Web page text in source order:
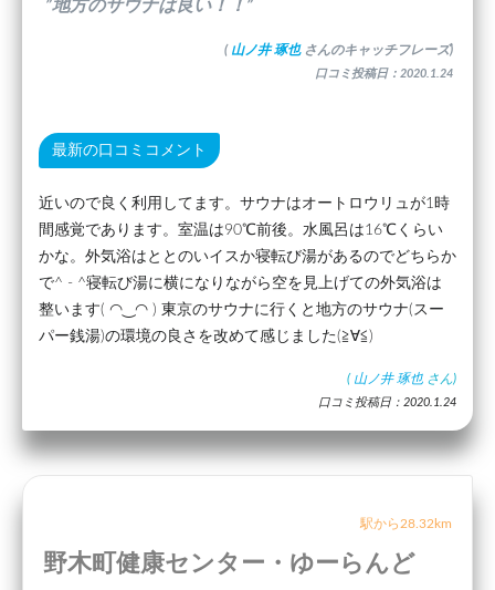
”地方のサウナは良い！！”
( 山ノ井 琢也 さんのキャッチフレーズ)
口コミ投稿日：2020.1.24
最新の口コミコメント
近いので良く利用してます。サウナはオートロウリュが1時
間感覚であります。室温は90℃前後。水風呂は16℃くらい
かな。外気浴はととのいイスか寝転び湯があるのでどちらか
で^ - ^寝転び湯に横になりながら空を見上げての外気浴は
整います( ◠‿◠ ) 東京のサウナに行くと地方のサウナ(スー
パー銭湯)の環境の良さを改めて感じました(≧∀≦)
( 山ノ井 琢也 さん)
口コミ投稿日：2020.1.24
駅から28.32km
野木町健康センター・ゆーらんど